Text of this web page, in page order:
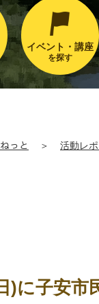
イベント・講座
を探す
っと ＞ 活動レ
)に子安